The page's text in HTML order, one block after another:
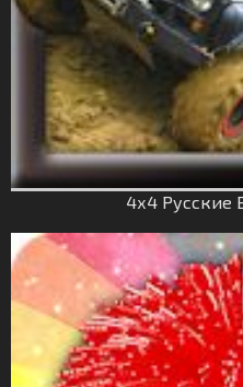
4х4 Русские